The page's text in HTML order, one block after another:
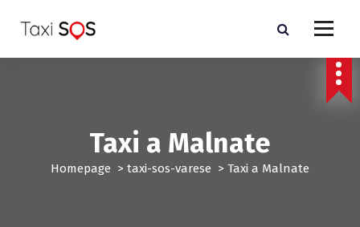
a
Taxi a Malnate
Homepage > taxi-sos-varese > Taxi a Malnate